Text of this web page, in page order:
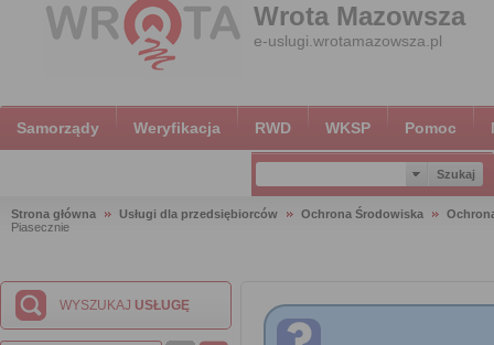
Wrota Mazowsza
e-uslugi.wrotamazowsza.pl
Samorządy Weryfikacja RWD WKSP Pomoc
Strona główna Usługi dla przedsiębiorców Ochrona Środowiska
Piasecznie
WYSZUKAJ USŁUGĘ